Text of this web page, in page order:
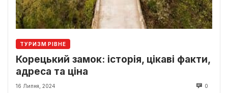
ТУРИЗМ РІВНЕ
Корецький замок: історія, цікаві факти,
адреса та ціна
16 Липня, 2024 0